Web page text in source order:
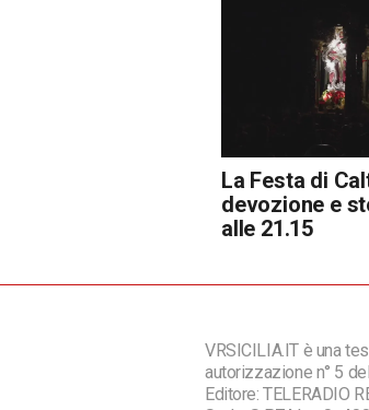
La Festa di
devozione e
alle 21.15
VRSICILIA.IT è una
autorizzazione n° 5
Editore: TELERADIO